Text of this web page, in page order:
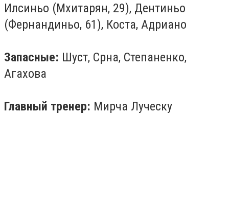
Илсиньо (Мхитарян, 29), Дентиньо
(Фернандиньо, 61), Коста, Адриано
Запасные: Шуст, Срна, Степаненко,
Агахова
Главный тренер: Мирча Луческу